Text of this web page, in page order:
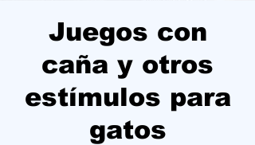
Juegos con
caña y otros
estímulos para
gatos